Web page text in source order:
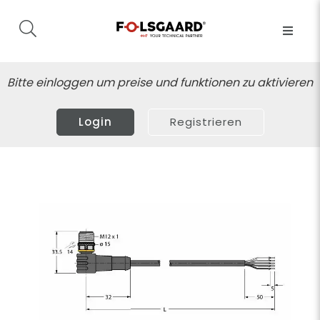
Bitte einloggen um preise und funktionen zu aktivieren
Login Registrieren